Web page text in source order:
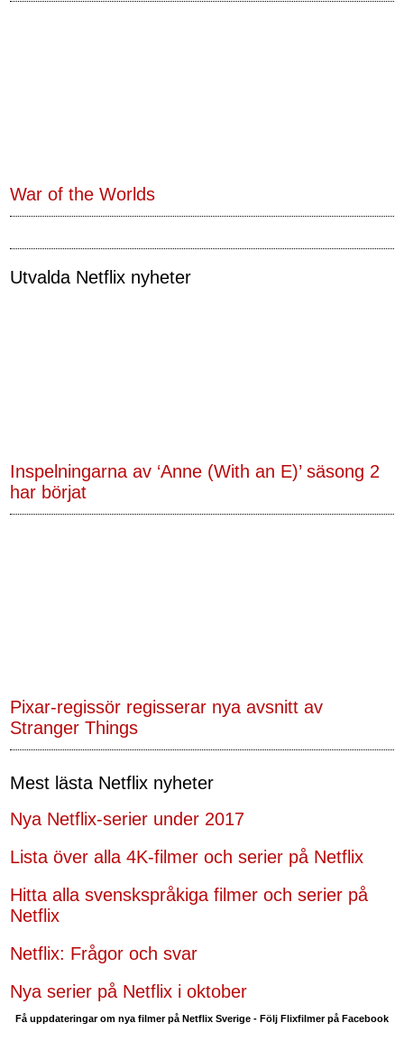
War of the Worlds
Utvalda Netflix nyheter
Inspelningarna av ‘Anne (With an E)’ säsong 2
har börjat
Pixar-regissör regisserar nya avsnitt av
Stranger Things
Mest lästa Netflix nyheter
Nya Netflix-serier under 2017
Lista över alla 4K-filmer och serier på Netflix
Hitta alla svenskspråkiga filmer och serier på
Netflix
Netflix: Frågor och svar
Nya serier på Netflix i oktober
Få uppdateringar om nya filmer på Netflix Sverige - Följ Flixfilmer på Facebook